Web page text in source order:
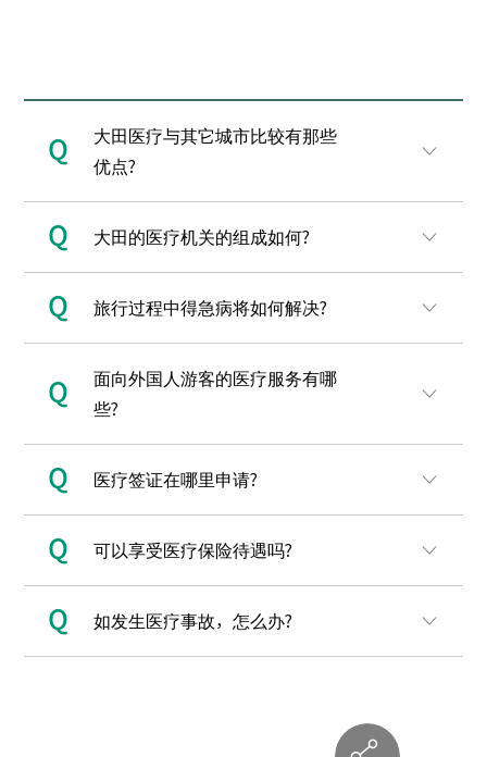
Q
大田医疗与其它城市比较有那些
优点?
Q 大田的医疗机关的组成如何?
Q 旅行过程中得急病将如何解决?
Q
面向外国人游客的医疗服务有哪
些?
Q 医疗签证在哪里申请?
Q 可以享受医疗保险待遇吗?
Q 如发生医疗事故，怎么办?